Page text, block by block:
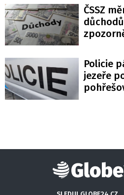
ČSSZ
Policie
jezeře